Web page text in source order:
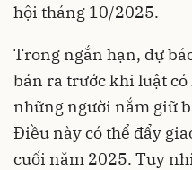
hội tháng 10/2025.
Trong ngắn hạn, dự
bán ra trước khi luật
những người nắm giữ
Điều này có thể đẩy
cuối năm 2025. Tuy